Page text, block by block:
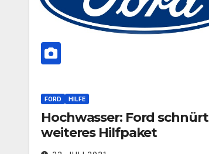
FORD HILFE
Hochwasser: Ford schnürt
weiteres Hilfpaket